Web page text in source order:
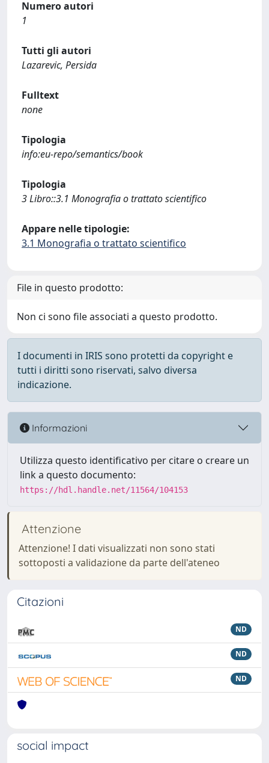
Numero autori
1
Tutti gli autori
Lazarevic, Persida
Fulltext
none
Tipologia
info:eu-repo/semantics/book
Tipologia
3 Libro::3.1 Monografia o trattato scientifico
Appare nelle tipologie:
3.1 Monografia o trattato scientifico
File in questo prodotto:
Non ci sono file associati a questo prodotto.
I documenti in IRIS sono protetti da copyright e
tutti i diritti sono riservati, salvo diversa
indicazione.
Informazioni
Utilizza questo identificativo per citare o creare un
link a questo documento:
https://hdl.handle.net/11564/104153
Attenzione
Attenzione! I dati visualizzati non sono stati
sottoposti a validazione da parte dell'ateneo
Citazioni
ND
ND
ND
social impact